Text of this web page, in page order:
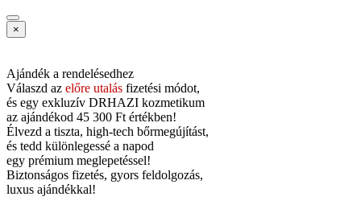
×
Ajándék a rendelésedhez
Válaszd az előre utalás fizetési módot,
és egy exkluzív DRHAZI kozmetikum
az ajándékod 45 300 Ft értékben!
Élvezd a tiszta, high-tech bőrmegújítást,
és tedd különlegessé a napod
egy prémium meglepetéssel!
Biztonságos fizetés, gyors feldolgozás,
luxus ajándékkal!